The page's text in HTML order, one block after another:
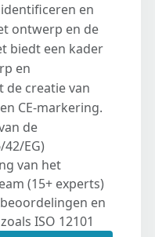
en
ontwerp en de
biedt een kader
en
de creatie van
CE-markering.
de
EG)
van het
(15+ experts)
en
ISO 12101